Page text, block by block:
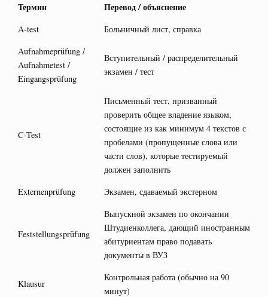
Термин Перевод / объяснение
A-test
Больничный лист, справка
Aufnahmeprüfung /
Aufnahmetest /
Eingangsprüfung
Вступительный / распределительный
экзамен / тест
C-Test
Письменный тест, призванный
проверить общее владение языком,
состоящие из как минимум 4 текстов с
пробелами (пропущенные слова или
части слов), которые тестируемый
должен заполнить
Externenprüfung
Экзамен, сдаваемый экстерном
Feststellungsprüfung
Выпускной экзамен по окончании
Штудиенколлега, дающий иностранным
абитуриентам право подавать
документы в ВУЗ
Klausur
Контрольная работа (обычно на 90
минут)